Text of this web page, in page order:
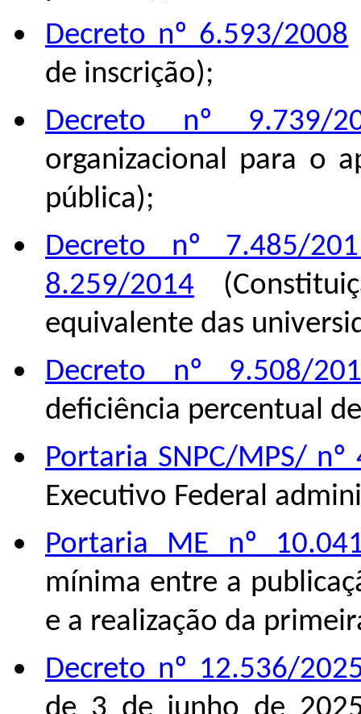
Decreto nº 6.593/2008
de inscrição);
Decreto nº 9.739/
organizacional para o
pública);
Decreto nº 7.485/
8.259/2014
equivalente das
Decreto nº 9.508/
deficiência percentual
Portaria SNPC/MPS/
Executivo Federal
Portaria ME nº
mínima entre a
e a realização da
Decreto nº 12.536/